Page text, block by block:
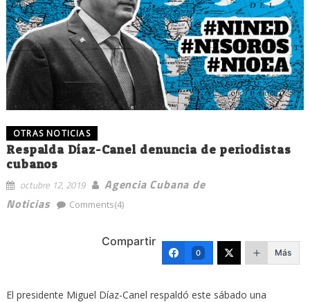
OTRAS NOTICIAS
Respalda Díaz-Canel denuncia de periodistas
cubanos
octubre 12, 2019
Agencia Cubana de
Noticias
Comments(4)
Compartir
0 Más
El presidente Miguel Díaz-Canel respaldó este sábado una